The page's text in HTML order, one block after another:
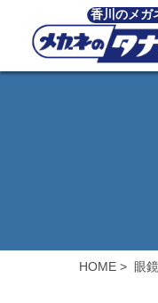
香川のメガ
HOME > 眼